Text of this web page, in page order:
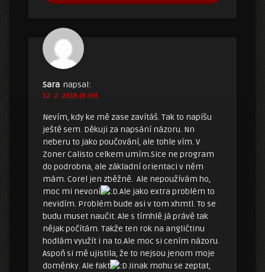
Sara napsal:
12. 2. 2010 (8:39)
Nevím, kdy ke mě zase zavítáš. Tak to napíšu
ještě sem. Děkuji za napsání názoru. Nn
neberu to jako poučování, ale tohle vím. V
Zoner Calisto celkem umím.Sice ne program
do podrobna, ale základní orientaci v něm
mám. Corel jen zběžně. Ale nepoužívám ho,
moc mi nevoní
.Ale jako extra problém to
nevidím. Problém bude asi v tom xhmtl. To se
budu muset naučit. Ale s tímhlě já právě tak
nějak počítám. Takže ten rok na angličtinu
hodlám využít i na to.Ale moc si cením názoru.
Aspoň si mě ujistila, že to nejsou jenom moje
doměnky. Ale fakt
Jinak mohu se zeptat,